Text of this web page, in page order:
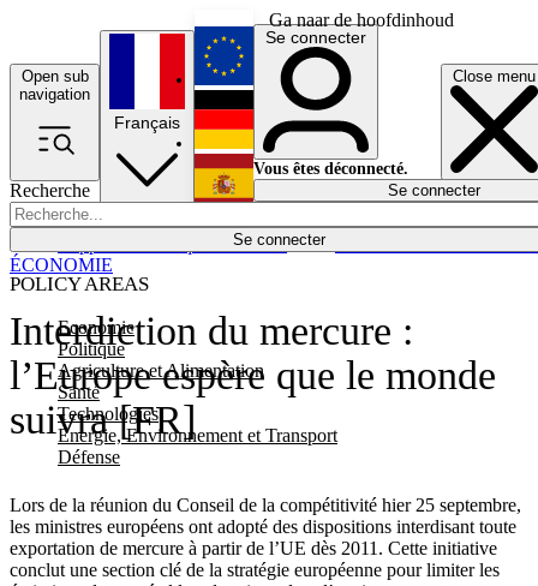
Ga naar de hoofdinhoud
Open sub
navigation
Close menu
Recherche
Se connecter
POLICY AREAS
Economie
Politique
Agriculture et Alimentation
Santé
Technologies
Energie, Environnement et Transport
Défense
Économie
Français
English
Deutsch
Español
Se connecter
Vous êtes déconnecté.
Se connecter
Interdiction du mercure :
l’Europe espère que le monde
suivra [FR]
Lors de la réunion du Conseil de la compétitivité hier 25 septembre,
les ministres européens ont adopté des dispositions interdisant toute
exportation de mercure à partir de l’UE dès 2011. Cette initiative
conclut une section clé de la stratégie européenne pour limiter les
ÉCONOMIE